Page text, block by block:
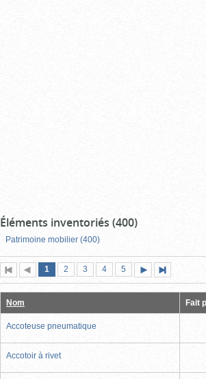
Éléments inventoriés (400)
Patrimoine mobilier (400)
Première
page
Page
précédente
Page
1 (page
actuelle)
Page
2 Page
3 Page
4 Page
5
suivante
page
Nom Fait
Accoteuse pneumatique
Accotoir à rivet